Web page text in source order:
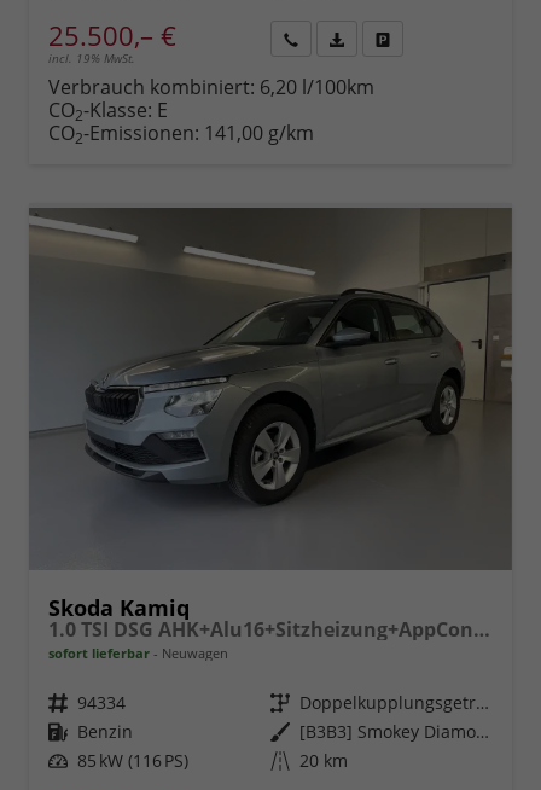
25.500,– €
incl. 19% MwSt.
anfordern
Datei,
Verbrauch kombiniert: 6,20 l/100km
CO2-Klasse: E
CO2-Emissionen: 141,00 g/km
Skoda Kamiq
1.0 TSI DSG AHK+Alu16+Sitzheizung+AppConnect+GV5+LED+Nebel+Klima
sofort lieferbar Neuwagen
Fahrzeugnr. 94334 Getriebe
Doppelkupplungsgetriebe (DSG)
Kraftstoff Benzin Außenfarbe
[B3B3] Smokey Diamond-Silber Metallic
Leistung 85 kW (116 PS) Kilometerstand 20 km